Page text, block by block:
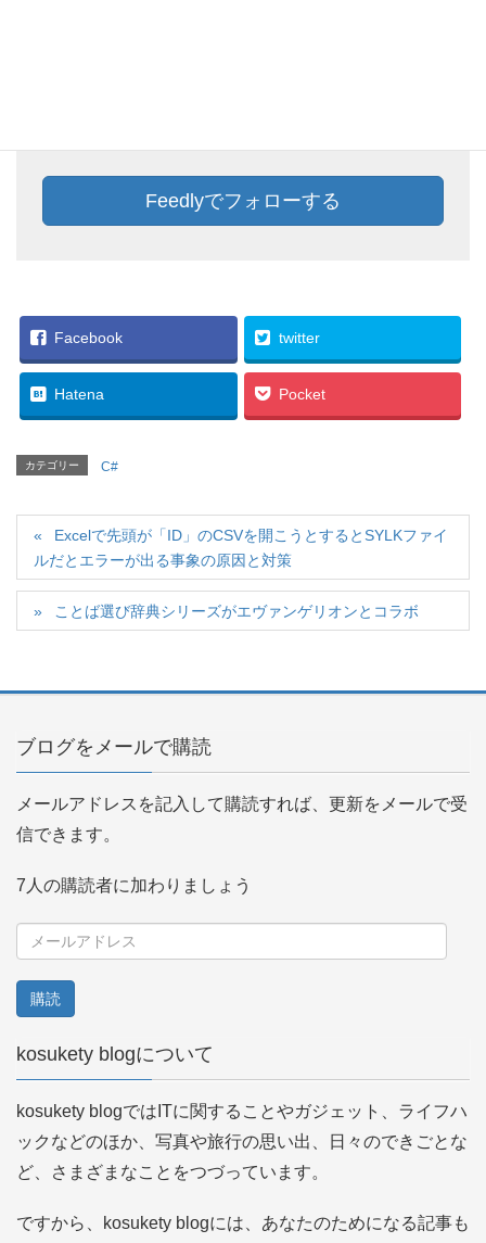
Feedlyでフォローする
Facebook twitter
Hatena Pocket
カテゴリー C#
Excelで先頭が「ID」のCSVを開こうとするとSYLKファイ
ルだとエラーが出る事象の原因と対策
ことば選び辞典シリーズがエヴァンゲリオンとコラボ
ブログをメールで購読
メールアドレスを記入して購読すれば、更新をメールで受
信できます。
7人の購読者に加わりましょう
ル
ド
ス
kosukety blogについて
kosukety blogではITに関することやガジェット、ライフハ
ックなどのほか、写真や旅行の思い出、日々のできごとな
ど、さまざまなことをつづっています。
ですから、kosukety blogには、あなたのためになる記事も